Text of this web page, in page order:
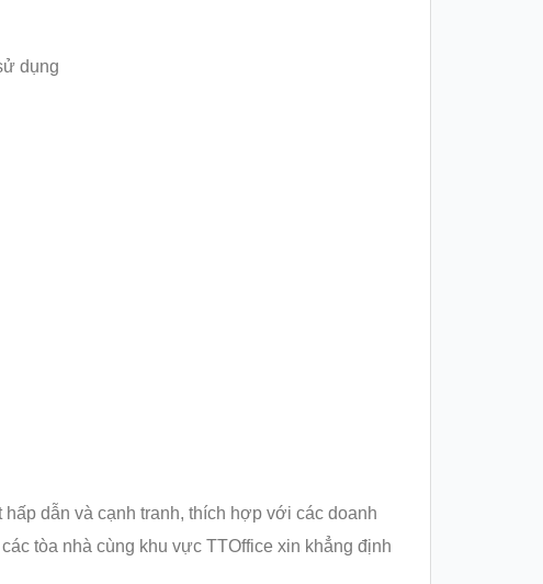
dụng
dẫn và cạnh tranh, thích hợp với các doanh
tòa nhà cùng khu vực TTOffice xin khẳng định